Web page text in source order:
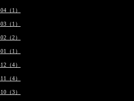
（1）
（1）
（2）
（1）
（4）
（4）
（3）